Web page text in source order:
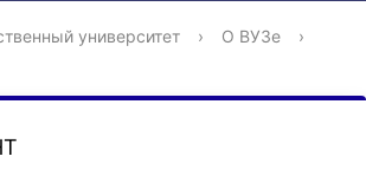
НАУЧНАЯ
ДЕЯТЕЛЬНОСТЬ
университет › О ВУЗе
›